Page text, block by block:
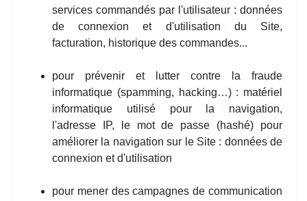
services commandés par l'utilisateur : données
de connexion et d'utilisation du Site,
facturation, historique des commandes...
pour prévenir et lutter contre la fraude
informatique (spamming, hacking…) : matériel
informatique utilisé pour la navigation,
l'adresse IP, le mot de passe (hashé) pour
améliorer la navigation sur le Site : données de
connexion et d'utilisation
pour mener des campagnes de communication